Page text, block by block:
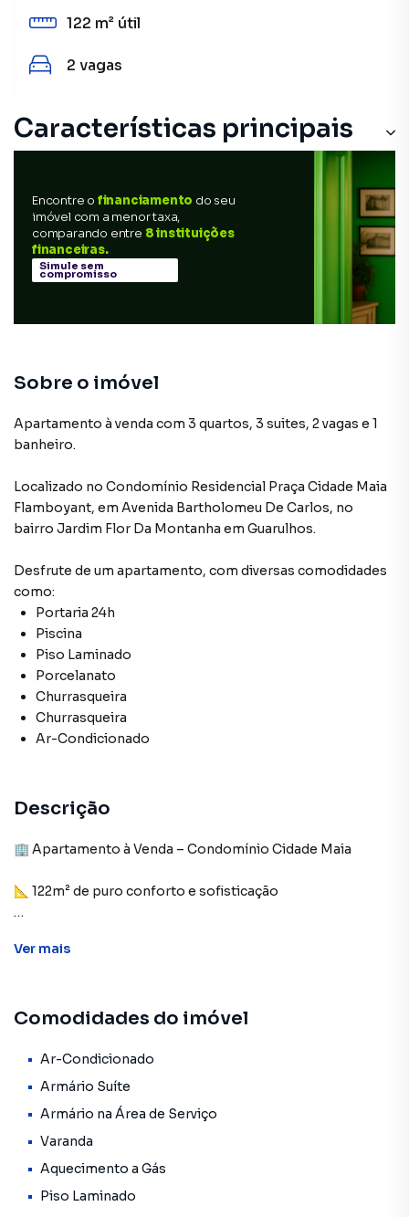
122 m² útil
2 vagas
Características principais
Churrasqueira
Armário Suíte
Encontre o financiamento do seu
imóvel com a menor taxa,
comparando entre 8 instituições
financeiras.
Simule sem
compromisso
Sobre o imóvel
Apartamento à venda com 3 quartos, 3 suites, 2 vagas e 1
banheiro.
Localizado no Condomínio Residencial Praça Cidade Maia
Flamboyant, em Avenida Bartholomeu De Carlos, no
bairro Jardim Flor Da Montanha em Guarulhos.
Desfrute de um apartamento, com diversas comodidades
como:
Portaria 24h
Piscina
Piso Laminado
Porcelanato
Churrasqueira
Churrasqueira
Ar-Condicionado
Descrição
🏢 Apartamento à Venda – Condomínio Cidade Maia
📐 122m² de puro conforto e sofisticação
completo, essa é a oportunidade perfeita!
🛋️ Sala de Estar ampla
🍽️ Sala de Jantar
🥘 Cozinha espaçosa
♨️ Sacada Gourmet
🚻 Lavabo
🪟 Vista livre
Ver mais
Comodidades do imóvel
Ar-Condicionado
Armário Suíte
Armário na Área de Serviço
Varanda
Aquecimento a Gás
Piso Laminado